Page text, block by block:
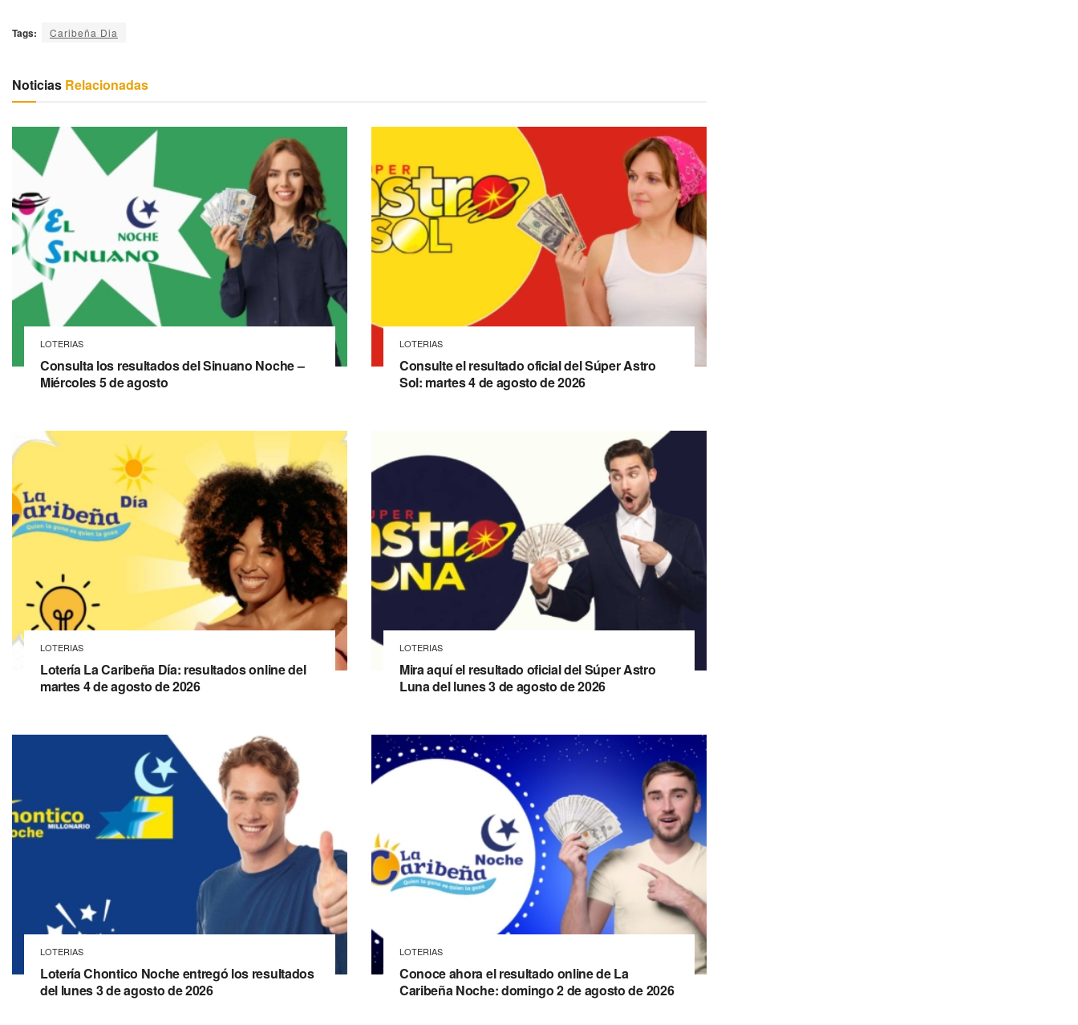
Tags: Caribeña Dia
Noticias Relacionadas
LOTERIAS
Consulta los resultados del Sinuano Noche –
Miércoles 5 de agosto
LOTERIAS
Consulte el resultado oficial del Súper Astro
Sol: martes 4 de agosto de 2026
LOTERIAS
Lotería La Caribeña Día: resultados online del
martes 4 de agosto de 2026
LOTERIAS
Mira aquí el resultado oficial del Súper Astro
Luna del lunes 3 de agosto de 2026
LOTERIAS
Lotería Chontico Noche entregó los resultados
del lunes 3 de agosto de 2026
LOTERIAS
Conoce ahora el resultado online de La
Caribeña Noche: domingo 2 de agosto de 2026